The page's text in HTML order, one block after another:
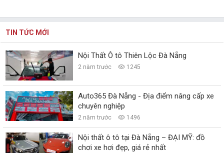
TIN TỨC MỚI
Nội Thất Ô tô Thiên Lộc Đà Nẵng
2 năm trước 1245
Auto365 Đà Nẵng - Địa điểm nâng cấp xe
chuyên nghiệp
2 năm trước 1496
Nội thất ô tô tại Đà Nẵng – ĐẠI MỸ: đồ
chơi xe hơi đẹp, giá rẻ nhất